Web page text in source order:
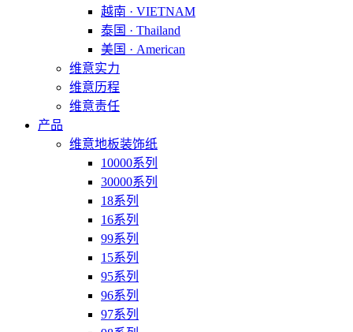
越南 · VIETNAM
泰国 · Thailand
美国 · American
维意实力
维意历程
维意责任
产品
维意地板装饰纸
10000系列
30000系列
18系列
16系列
99系列
15系列
95系列
96系列
97系列